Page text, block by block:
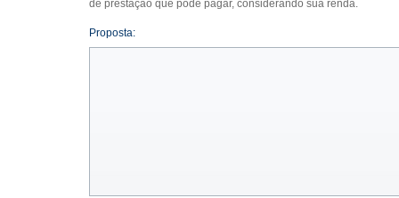
de prestação que pode pagar, considerando sua renda.
Proposta: